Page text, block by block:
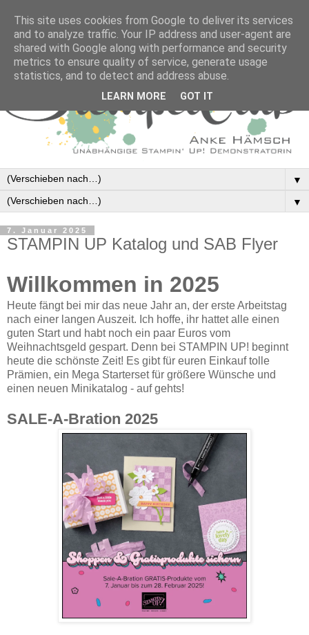
▼
▼
7. Januar 2025
STAMPIN UP Katalog und SAB Flyer
Willkommen in 2025
Heute fängt bei mir das neue Jahr an, der erste Arbeitstag
nach einer langen Auszeit. Ich hoffe, ihr hattet alle einen
guten Start und habt noch ein paar Euros vom
Weihnachtsgeld gespart. Denn bei STAMPIN UP! beginnt
heute die schönste Zeit! Es gibt für euren Einkauf tolle
Prämien, ein Mega Starterset für größere Wünsche und
einen neuen Minikatalog - auf gehts!
SALE-A-Bration 2025
This site uses cookies from Google to deliver its services
and to analyze traffic. Your IP address and user-agent are
shared with Google along with performance and security
metrics to ensure quality of service, generate usage
statistics, and to detect and address abuse.
LEARN MORE GOT IT